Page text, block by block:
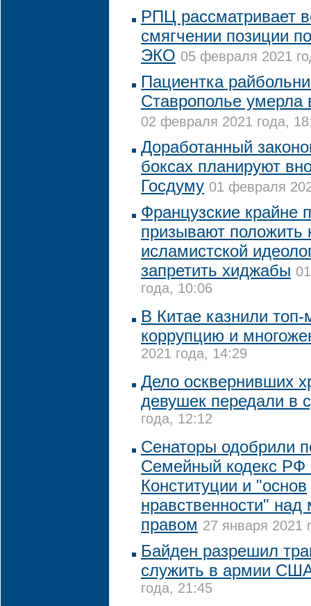
РПЦ рассматривает
смягчении позиции
ЭКО 05 февраля 2021
Пациентка
Ставрополье умерла
02 февраля 2021 года,
Доработанный
боксах планируют
Госдуму 01 февраля
Французские крайне
призывают положить
исламистской
запретить хиджабы
года, 10:06
В Китае казнили
коррупцию и
2021 года, 14:29
Дело осквернивших
девушек передали в
года, 12:12
Сенаторы одобрили
Семейный кодекс РФ
Конституции и "основ
нравственности"
правом 27 января 2021
Байден разрешил
служить в армии
года, 21:45